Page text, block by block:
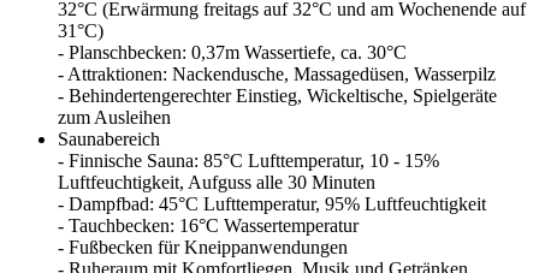
32°C (Erwärmung freitags auf 32°C und am Wochenende auf
31°C)
- Planschbecken: 0,37m Wassertiefe, ca. 30°C
- Attraktionen: Nackendusche, Massagedüsen, Wasserpilz
- Behindertengerechter Einstieg, Wickeltische, Spielgeräte
zum Ausleihen
Saunabereich
- Finnische Sauna: 85°C Lufttemperatur, 10 - 15%
Luftfeuchtigkeit, Aufguss alle 30 Minuten
- Dampfbad: 45°C Lufttemperatur, 95% Luftfeuchtigkeit
- Tauchbecken: 16°C Wassertemperatur
- Fußbecken für Kneippanwendungen